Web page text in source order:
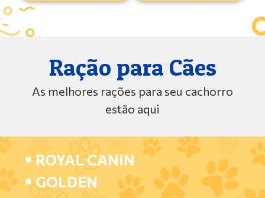
Ração para Cães
As melhores rações para seu cachorro
estão aqui
ROYAL CANIN
GOLDEN